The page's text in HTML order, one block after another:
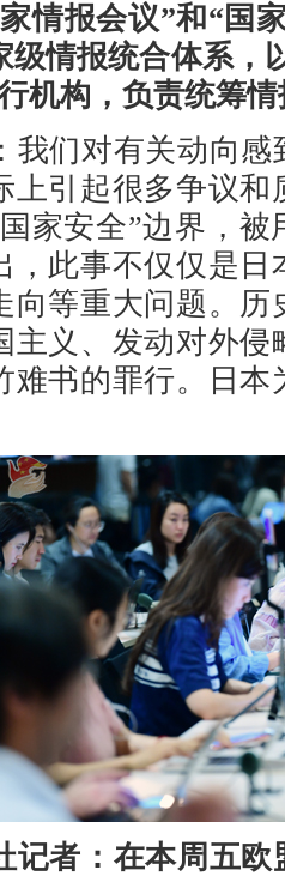
情报会议”和“国
级情报统合体系，
机构，负责统筹
我们对有关动向
上引起很多争议
家安全”边界，
，此事不仅仅是
向等重大问题。
主义、发动对外
难书的罪行。日
记者：在本周五